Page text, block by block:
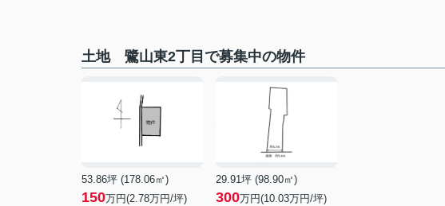
土地 鷺山東2丁目で募集中の物件
53.86坪 (178.06㎡)
150万円(2.78万円/坪)
29.91坪 (98.90㎡)
300万円(10.03万円/坪)